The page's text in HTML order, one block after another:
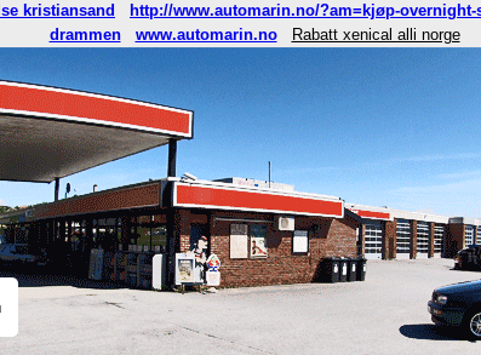
kristiansand http://www.automarin.no/?am=kjøp-
drammen
www.automarin.no Rabatt xenical alli norge